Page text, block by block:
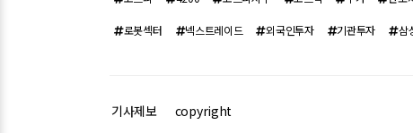
로봇섹터 넥스트레이드 외국인투자 기관투자 삼
기사제보 copyright